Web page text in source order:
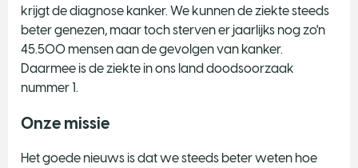
krijgt de diagnose kanker. We kunnen de ziekte steeds
beter genezen, maar toch sterven er jaarlijks nog zo'n
45.500 mensen aan de gevolgen van kanker.
Daarmee is de ziekte in ons land doodsoorzaak
nummer 1.
Onze missie
Het goede nieuws is dat we steeds beter weten hoe